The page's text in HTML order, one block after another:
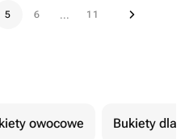
5 6 ... 11
owocowe Bukiety dla